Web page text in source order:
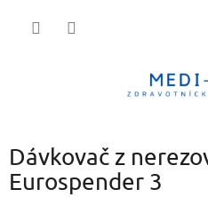
Dávkovač z
Eurospender 3